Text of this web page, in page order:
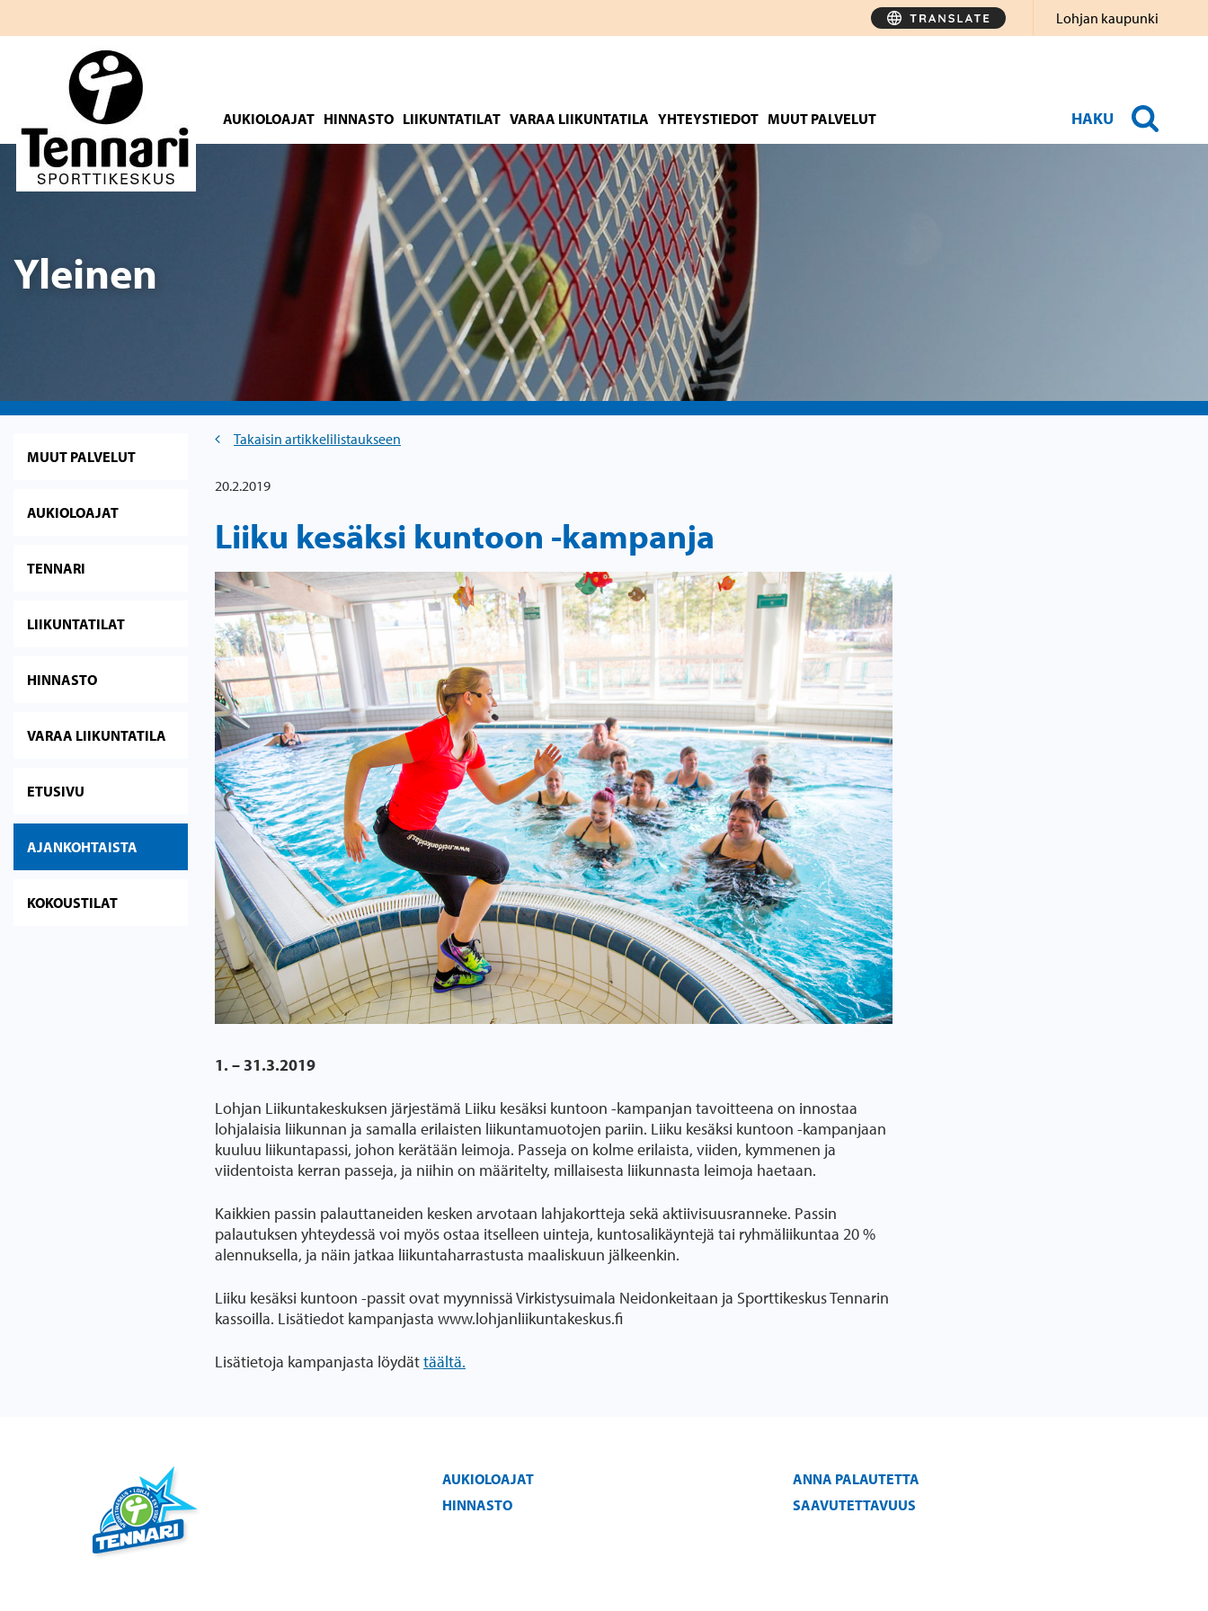
Lohjan kaupunki
AUKIOLOAJAT HINNASTO LIIKUNTATILAT VARAA LIIKUNTATILA YHTEYSTIEDOT MUUT PALVELUT HAKU
Yleinen
Takaisin artikkelilistaukseen
20.2.2019
Liiku kesäksi kuntoon -kampanja
1. – 31.3.2019
Lohjan Liikuntakeskuksen järjestämä Liiku kesäksi kuntoon -kampanjan tavoitteena on innostaa
lohjalaisia liikunnan ja samalla erilaisten liikuntamuotojen pariin. Liiku kesäksi kuntoon -kampanjaan
kuuluu liikuntapassi, johon kerätään leimoja. Passeja on kolme erilaista, viiden, kymmenen ja
viidentoista kerran passeja, ja niihin on määritelty, millaisesta liikunnasta leimoja haetaan.
Kaikkien passin palauttaneiden kesken arvotaan lahjakortteja sekä aktiivisuusranneke. Passin
palautuksen yhteydessä voi myös ostaa itselleen uinteja, kuntosalikäyntejä tai ryhmäliikuntaa 20 %
alennuksella, ja näin jatkaa liikuntaharrastusta maaliskuun jälkeenkin.
Liiku kesäksi kuntoon -passit ovat myynnissä Virkistysuimala Neidonkeitaan ja Sporttikeskus Tennarin
kassoilla. Lisätiedot kampanjasta www.lohjanliikuntakeskus.fi
Lisätietoja kampanjasta löydättäältä.
MUUT PALVELUT
AUKIOLOAJAT
TENNARI
LIIKUNTATILAT
HINNASTO
VARAA LIIKUNTATILA
ETUSIVU
AJANKOHTAISTA
KOKOUSTILAT
AUKIOLOAJAT
HINNASTO
ANNA PALAUTETTA
SAAVUTETTAVUUS